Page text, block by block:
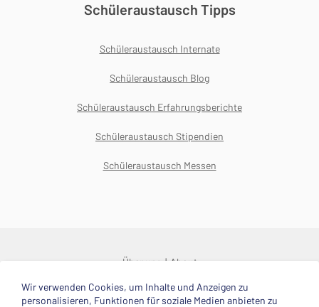
Schüleraustausch Tipps
Schüleraustausch Internate
Schüleraustausch Blog
Schüleraustausch Erfahrungsberichte
Schüleraustausch Stipendien
Schüleraustausch Messen
Über uns About
© 2025 Deutsche Stiftung Völkerverständigung
Wir verwenden Cookies, um Inhalte und Anzeigen zu
personalisieren, Funktionen für soziale Medien anbieten zu